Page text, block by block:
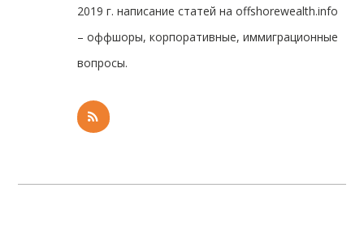
2019 г. написание статей на offshorewealth.info
– оффшоры, корпоративные, иммиграционные
вопросы.